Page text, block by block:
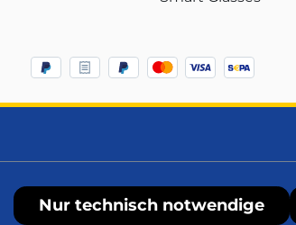
Nur technisch notwendige